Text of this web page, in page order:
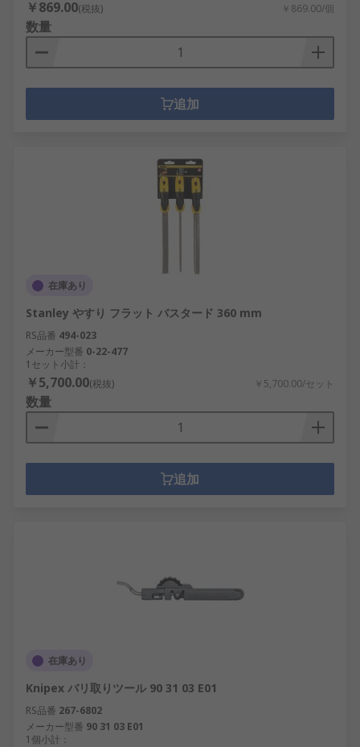
￥869.00(税抜) ￥869.00/個
数量
追加
在庫あり
Stanley やすり フラット バスタード 360 mm
RS品番 494-023
メーカー型番 0-22-477
1セット小計：
￥5,700.00(税抜) ￥5,700.00/セット
数量
追加
在庫あり
Knipex バリ取りツール 90 31 03 E01
RS品番 267-6802
メーカー型番 90 31 03 E01
1個小計：